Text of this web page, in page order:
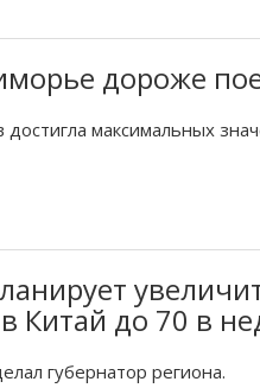
дороже
максимальных
Китай до 70 в
губернатор региона.